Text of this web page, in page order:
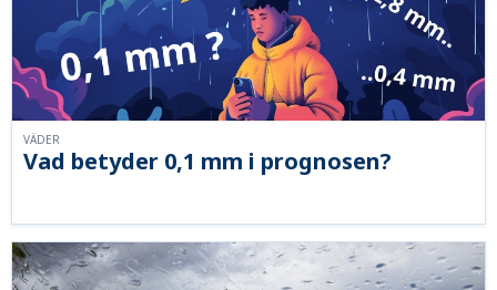
Vad betyder 0,1 mm i prognosen?
VÄDER